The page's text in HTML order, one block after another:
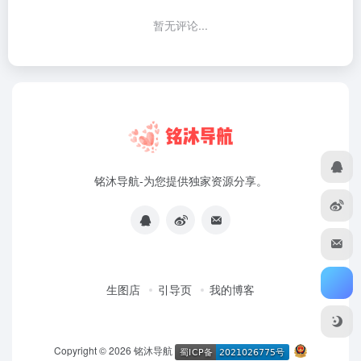
暂无评论...
铭沐导航-为您提供独家资源分享。
生图店 引导页 我的博客
Copyright © 2026 铭沐导航